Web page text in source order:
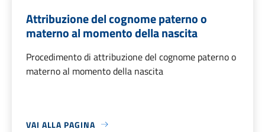
Attribuzione del cognome paterno o
materno al momento della nascita
Procedimento di attribuzione del cognome paterno o
materno al momento della nascita
VAI ALLA PAGINA